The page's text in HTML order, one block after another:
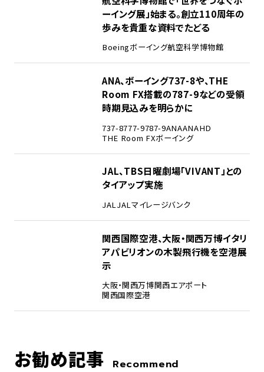
ーイング展」始まる。創立110周年の
歩みを貴重な資料でたどる
Boeingボーイング航空科学博物館
ANA、ボーイング737-8や、THE
Room FX搭載の787-9などの受領
時期見込みを明らかに
737-8777-9787-9ANAANAHD
THE Room FXボーイング
JAL、TBS日曜劇場「VIVANT」との
タイアップ実施
JALJALマイレージバンク
関西国際空港、大阪・関西万博イタリ
アパビリオンの木製飛行機を空港展
示
大阪・関西万博関西エアポート
関西国際空港
お勧め記事 Recommend